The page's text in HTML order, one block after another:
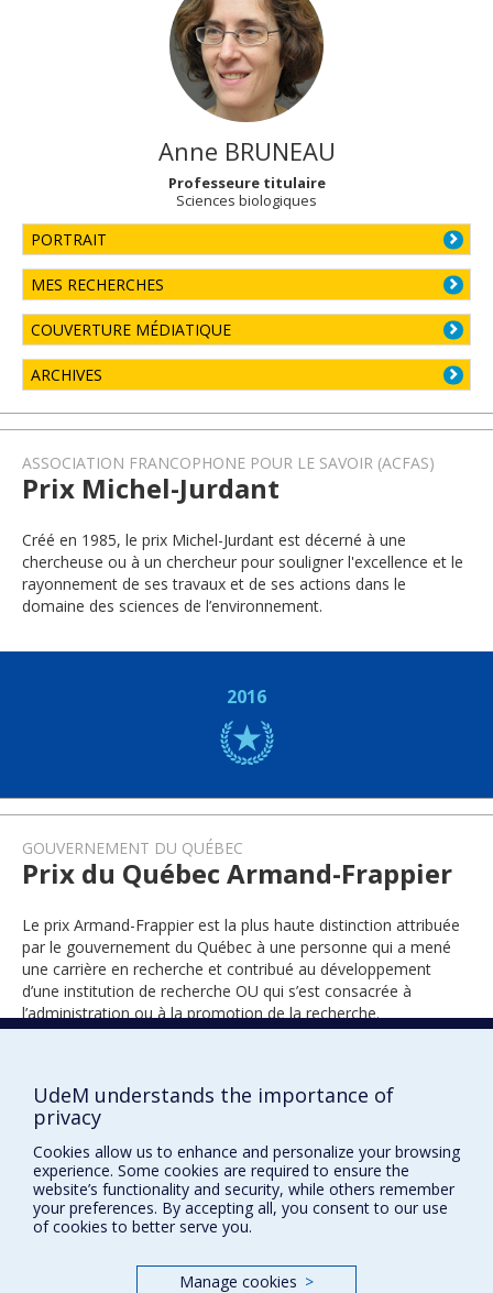
Anne BRUNEAU
Professeure titulaire
Sciences biologiques
PORTRAIT
MES RECHERCHES
COUVERTURE MÉDIATIQUE
ARCHIVES
ASSOCIATION FRANCOPHONE POUR LE SAVOIR (ACFAS)
Prix Michel-Jurdant
Créé en 1985, le prix Michel-Jurdant est décerné à une
chercheuse ou à un chercheur pour souligner l'excellence et le
rayonnement de ses travaux et de ses actions dans le
domaine des sciences de l’environnement.
2016
GOUVERNEMENT DU QUÉBEC
Prix du Québec Armand-Frappier
Le prix Armand-Frappier est la plus haute distinction attribuée
par le gouvernement du Québec à une personne qui a mené
une carrière en recherche et contribué au développement
d’une institution de recherche OU qui s’est consacrée à
l’administration ou à la promotion de la recherche.
2018
Prix et distinctions
UdeM understands the importance of
privacy
Cookies allow us to enhance and personalize your browsing
experience. Some cookies are required to ensure the
website’s functionality and security, while others remember
your preferences. By accepting all, you consent to our use
of cookies to better serve you.
Manage cookies >